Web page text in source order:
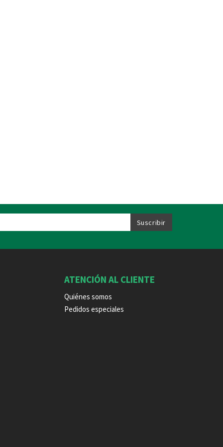
ATENCIÓN AL CLIENTE
Quiénes somos
Pedidos especiales